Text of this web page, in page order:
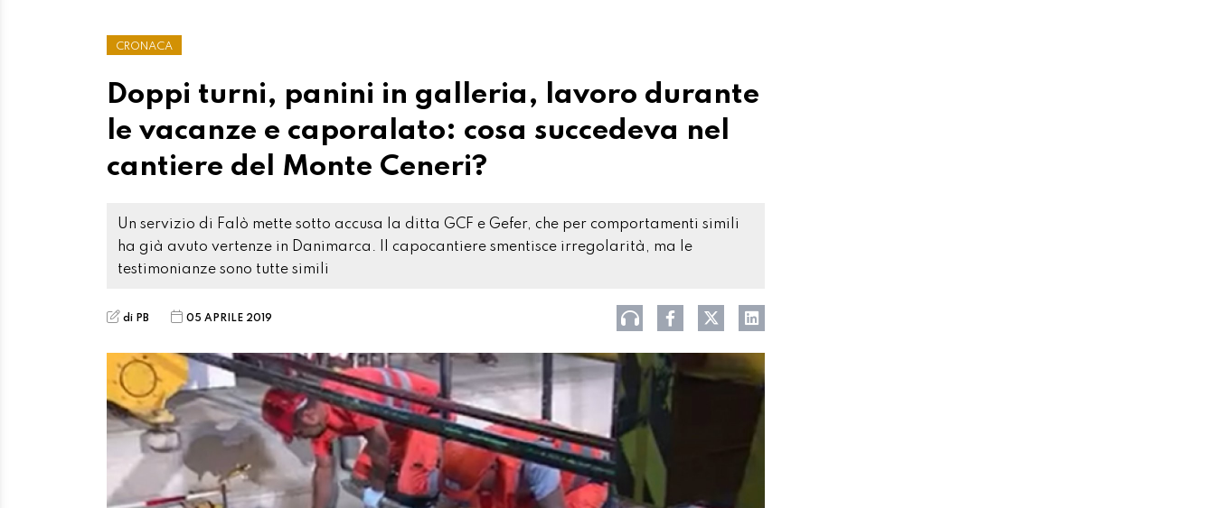
CRONACA
Doppi turni, panini in galleria, lavoro durante
le vacanze e caporalato: cosa succedeva nel
cantiere del Monte Ceneri?
Un servizio di Falò mette sotto accusa la ditta GCF e Gefer, che per comportamenti simili
ha già avuto vertenze in Danimarca. Il capocantiere smentisce irregolarità, ma le
testimonianze sono tutte simili
di PB 05 APRILE 2019